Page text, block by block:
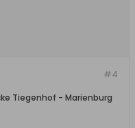
#4
Tiegenhof - Marienburg